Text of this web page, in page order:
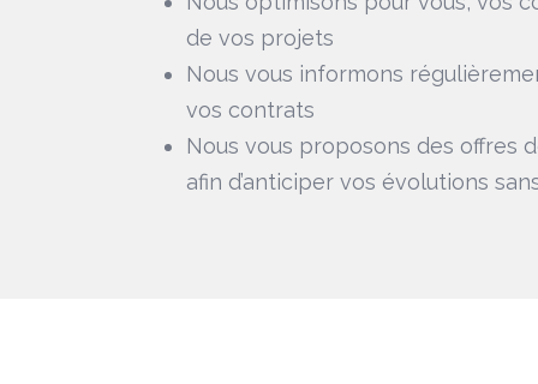
de vos projets
Nous vous informons
vos contrats
Nous vous proposons des offres
afin d’anticiper vos évolutions